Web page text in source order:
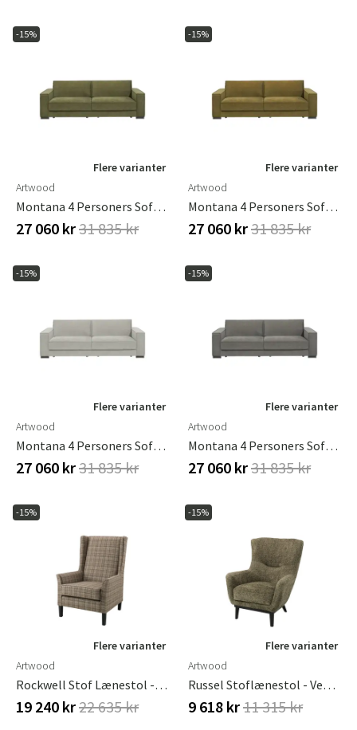
-15%
Flere varianter
Artwood
Montana 4 Personers Sofa Hailey Army
27 060 kr31 835 kr
-15%
Flere varianter
Artwood
Montana 4 Personers Sofa Hailey Curry
27 060 kr31 835 kr
-15%
Flere varianter
Artwood
Montana 4 Personers Sofa Hailey Shell
27 060 kr31 835 kr
-15%
Flere varianter
Artwood
Montana 4 Personers Sofa Hailey Taupe
27 060 kr31 835 kr
-15%
Flere varianter
Artwood
Rockwell Stof Lænestol - Callum Ternet Brun
19 240 kr22 635 kr
-15%
Flere varianter
Artwood
Russel Stoflænestol - Vega Skov
9 618 kr11 315 kr